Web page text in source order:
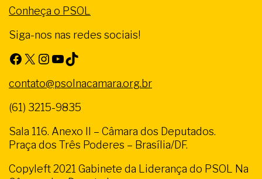
Conheça o PSOL
Siga-nos nas redes sociais!
Facebook X Instagram Youtube TikTok
contato@psolnacamara.org.br
(61) 3215-9835
Sala 116. Anexo II – Câmara dos Deputados.
Praça dos Três Poderes – Brasília/DF.
Copyleft 2021 Gabinete da Liderança do PSOL Na